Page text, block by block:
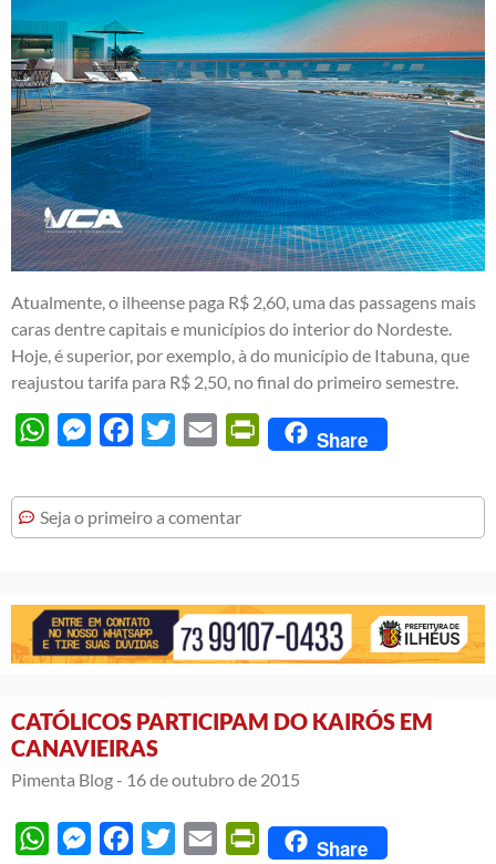
Atualmente, o ilheense paga R$ 2,60, uma das passagens mais
caras dentre capitais e municípios do interior do Nordeste.
Hoje, é superior, por exemplo, à do município de Itabuna, que
reajustou tarifa para R$ 2,50, no final do primeiro semestre.
WhatsAppMessengerFacebook
Twitter Email PrintFriendly
Share
Seja o primeiro a comentar
CATÓLICOS PARTICIPAM DO KAIRÓS EM
CANAVIEIRAS
Pimenta Blog - 16 de outubro de 2015
WhatsAppMessengerFacebook
Twitter Email PrintFriendly
Share